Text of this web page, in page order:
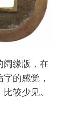
阔缘版，在
的感觉，
较少见。